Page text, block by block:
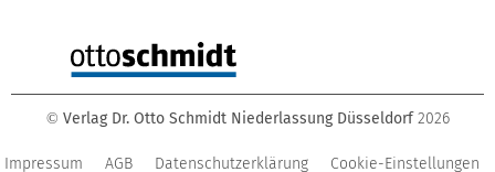
© Verlag Dr. Otto Schmidt Niederlassung Düsseldorf 2026
Impressum AGB Datenschutzerklärung Cookie-Einstellungen